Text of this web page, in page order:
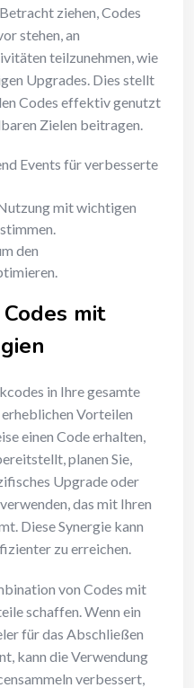
ziehen, Codes
stehen, an
teilzunehmen, wie
Upgrades. Dies stellt
Codes effektiv genutzt
Zielen beitragen.
Events für verbesserte
mit wichtigen
den
mit
in Ihre gesamte
Vorteilen
einen Code erhalten,
planen Sie,
Upgrade oder
das mit Ihren
Diese Synergie kann
zu erreichen.
von Codes mit
schaffen. Wenn ein
für das Abschließen
kann die Verwendung
verbessert,